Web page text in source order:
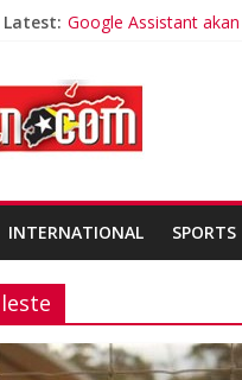
Latest: Google Assistant
Timor-Leste
Friends of Lacluta
Kelebihan Protein
INTERNATIONAL SPORTS